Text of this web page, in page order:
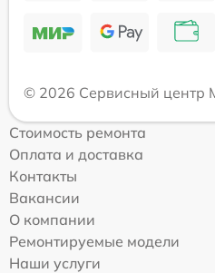
© 2026 Сервисный центр
Стоимость ремонта
Оплата и доставка
Контакты
Вакансии
О компании
Ремонтируемые модели
Наши услуги